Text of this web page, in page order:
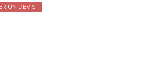
UN DEVIS